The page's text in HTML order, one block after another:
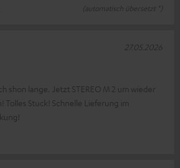
(automatisch übersetzt *)
shon lange. Jetzt STEREO M 2 um wieder
Tolles Stuck! Schnelle Lieferung im
27.05.2026